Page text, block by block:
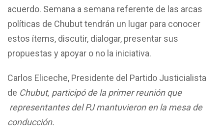
acuerdo. Semana a semana referente de las arcas
políticas de Chubut tendrán un lugar para conocer
estos ítems, discutir, dialogar, presentar sus
propuestas y apoyar o no la iniciativa.
Carlos Eliceche, Presidente del Partido Justicialista
de Chubut, participó de la primer reunión que
representantes del PJ mantuvieron en la mesa de
conducción.